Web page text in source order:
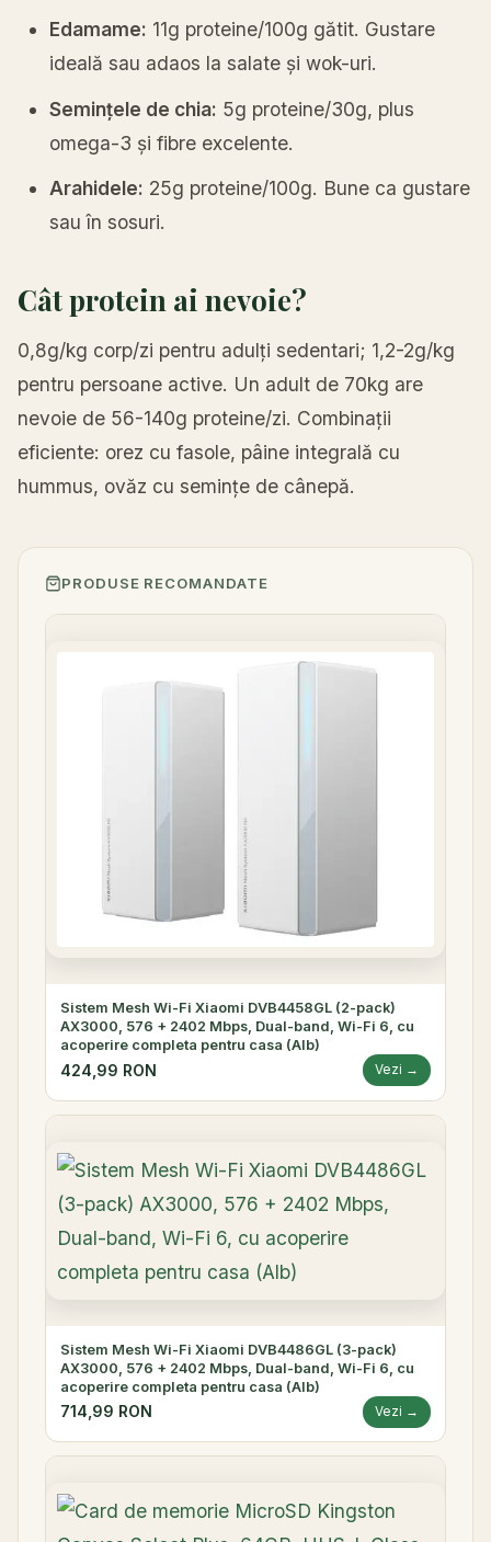
Edamame: 11g proteine/100g gătit. Gustare
ideală sau adaos la salate și wok-uri.
Semințele de chia: 5g proteine/30g, plus
omega-3 și fibre excelente.
Arahidele: 25g proteine/100g. Bune ca gustare
sau în sosuri.
Cât protein ai nevoie?
0,8g/kg corp/zi pentru adulți sedentari; 1,2-2g/kg
pentru persoane active. Un adult de 70kg are
nevoie de 56-140g proteine/zi. Combinații
eficiente: orez cu fasole, pâine integrală cu
hummus, ovăz cu semințe de cânepă.
PRODUSE RECOMANDATE
Sistem Mesh Wi-Fi Xiaomi DVB4458GL (2-pack)
AX3000, 576 + 2402 Mbps, Dual-band, Wi-Fi 6, cu
acoperire completa pentru casa (Alb)
424,99 RON Vezi →
Sistem Mesh Wi-Fi Xiaomi DVB4486GL (3-pack)
AX3000, 576 + 2402 Mbps, Dual-band, Wi-Fi 6, cu
acoperire completa pentru casa (Alb)
714,99 RON Vezi →